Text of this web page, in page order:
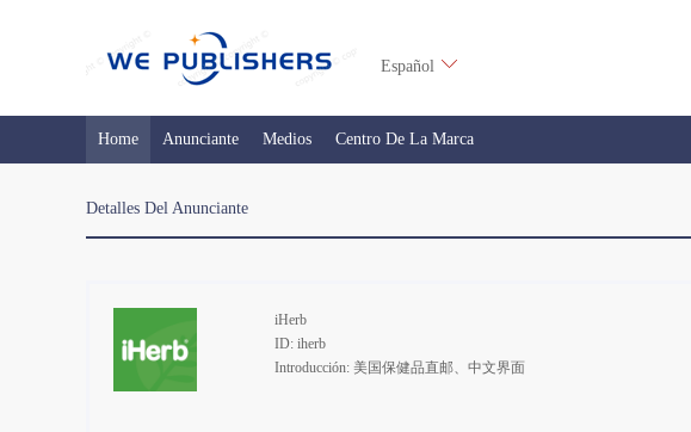
Español
Home Anunciante Medios Centro De La Marca
Detalles Del Anunciante
iHerb
ID: iherb
Introducción: 美国保健品直邮、中文界面